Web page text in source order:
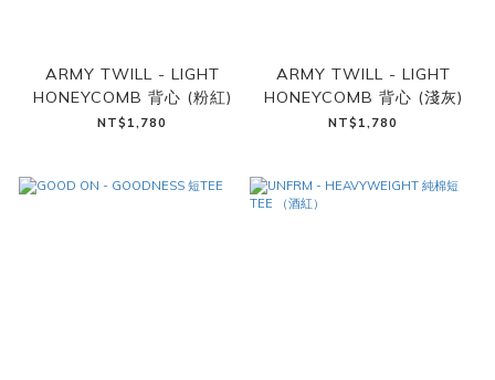
ARMY TWILL - LIGHT
HONEYCOMB 背心 (粉紅)
NT$1,780
ARMY TWILL - LIGHT
HONEYCOMB 背心 (淺灰)
NT$1,780